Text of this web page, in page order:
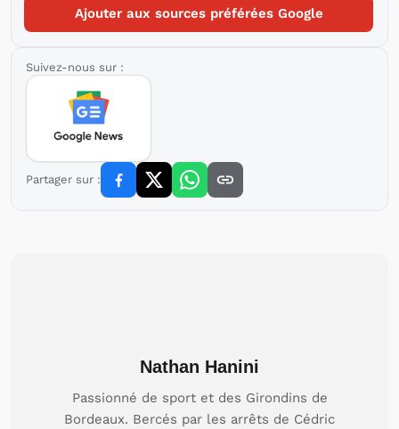
Ajouter aux sources préférées Google
Suivez-nous sur :
Partager sur :
Nathan Hanini
Passionné de sport et des Girondins de
Bordeaux. Bercés par les arrêts de Cédric